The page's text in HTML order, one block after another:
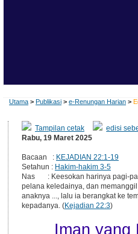
Utama > Publikasi > e-Renungan Harian >
Tampilan cetak edisi
Rabu, 19 Maret 2025
Bacaan : KEJADIAN 22:1-19
Setahun : Hakim-hakim 3-5
Nas : Keesokan harinya pagi-
pelana keledainya, dan
anaknya ..., lalu ia berangkat ke
kepadanya. (Kejadian 22:3)
Iman yang